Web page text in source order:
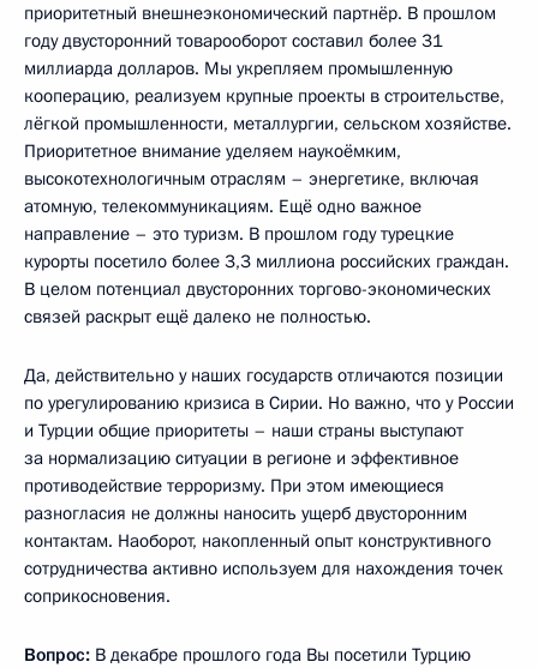
приоритетный внешнеэкономический партнёр. В прошлом
году двусторонний товарооборот составил более 31
миллиарда долларов. Мы укрепляем промышленную
кооперацию, реализуем крупные проекты в строительстве,
лёгкой промышленности, металлургии, сельском хозяйстве.
Приоритетное внимание уделяем наукоёмким,
высокотехнологичным отраслям – энергетике, включая
атомную, телекоммуникациям. Ещё одно важное
направление – это туризм. В прошлом году турецкие
курорты посетило более 3,3 миллиона российских граждан.
В целом потенциал двусторонних торгово-экономических
связей раскрыт ещё далеко не полностью.
Да, действительно у наших государств отличаются позиции
по урегулированию кризиса в Сирии. Но важно, что у России
и Турции общие приоритеты – наши страны выступают
за нормализацию ситуации в регионе и эффективное
противодействие терроризму. При этом имеющиеся
разногласия не должны наносить ущерб двусторонним
контактам. Наоборот, накопленный опыт конструктивного
сотрудничества активно используем для нахождения точек
соприкосновения.
Вопрос: В декабре прошлого года Вы посетили Турцию